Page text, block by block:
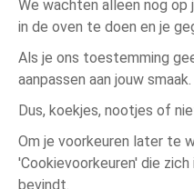
We wachten alleen nog
in de oven te doen en je
Als je ons toestemming
aanpassen aan jouw smaak.
Dus, koekjes, nootjes of
Om je voorkeuren later te
'Cookievoorkeuren' die
bevindt.
Groen Groen
Algemene